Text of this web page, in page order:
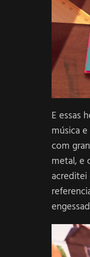
E essas
música
com
metal, e